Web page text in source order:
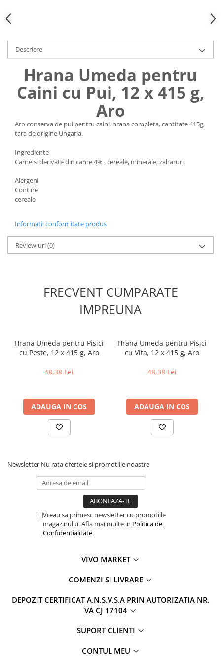
Cutii depozitare
Umerase pentru haine si suporturi
incaltaminte
Cosuri de gunoi
Carucioare pentru cumparaturi
Baterii, acumulatori si
incarcatoare
folosinta
Descriere
Hrana Umeda pentru
Caini cu Pui, 12 x 415 g,
Aro
Aro conserva de pui pentru caini, hrana completa, cantitate 415g,
tara de origine Ungaria.
Ingrediente
Carne si derivate din carne 4% , cereale, minerale, zaharuri.
Alergeni
Contine
cereale
Informatii conformitate produs
Review-uri(0)
FRECVENT CUMPARATE
IMPREUNA
Hrana Umeda pentru Pisici
cu Peste, 12 x 415 g, Aro
48,38 Lei
ADAUGA IN COS
Hrana Umeda pentru Pisici
cu Vita, 12 x 415 g, Aro
48,38 Lei
ADAUGA IN COS
Newsletter Nu rata ofertele si promotiile noastre
Vreau sa primesc newsletter cu promotiile
magazinului. Afla mai multe in Politica de
Confidentialitate
VIVO MARKET
COMENZI SI LIVRARE
DEPOZIT CERTIFICAT A.N.S.V.S.A PRIN AUTORIZATIA NR.
VA CJ 17104
SUPORT CLIENTI
CONTUL MEU